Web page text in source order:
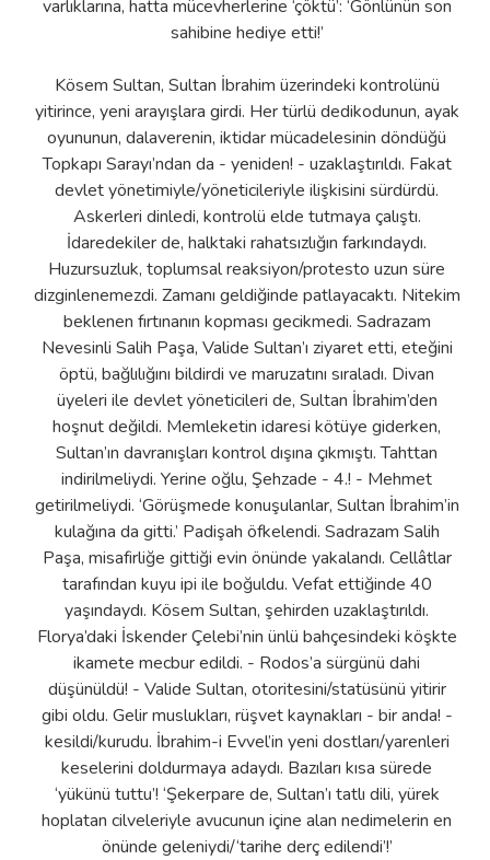
varlıklarına, hatta mücevherlerine ‘çöktü’: ‘Gönlünün son
sahibine hediye etti!’
Kösem Sultan, Sultan İbrahim üzerindeki kontrolünü
yitirince, yeni arayışlara girdi. Her türlü dedikodunun, ayak
oyununun, dalaverenin, iktidar mücadelesinin döndüğü
Topkapı Sarayı’ndan da - yeniden! - uzaklaştırıldı. Fakat
devlet yönetimiyle/yöneticileriyle ilişkisini sürdürdü.
Askerleri dinledi, kontrolü elde tutmaya çalıştı.
İdaredekiler de, halktaki rahatsızlığın farkındaydı.
Huzursuzluk, toplumsal reaksiyon/protesto uzun süre
dizginlenemezdi. Zamanı geldiğinde patlayacaktı. Nitekim
beklenen fırtınanın kopması gecikmedi. Sadrazam
Nevesinli Salih Paşa, Valide Sultan’ı ziyaret etti, eteğini
öptü, bağlılığını bildirdi ve maruzatını sıraladı. Divan
üyeleri ile devlet yöneticileri de, Sultan İbrahim’den
hoşnut değildi. Memleketin idaresi kötüye giderken,
Sultan’ın davranışları kontrol dışına çıkmıştı. Tahttan
indirilmeliydi. Yerine oğlu, Şehzade - 4.! - Mehmet
getirilmeliydi. ‘Görüşmede konuşulanlar, Sultan İbrahim’in
kulağına da gitti.’ Padişah öfkelendi. Sadrazam Salih
Paşa, misafirliğe gittiği evin önünde yakalandı. Cellâtlar
tarafından kuyu ipi ile boğuldu. Vefat ettiğinde 40
yaşındaydı. Kösem Sultan, şehirden uzaklaştırıldı.
Florya’daki İskender Çelebi’nin ünlü bahçesindeki köşkte
ikamete mecbur edildi. - Rodos’a sürgünü dahi
düşünüldü! - Valide Sultan, otoritesini/statüsünü yitirir
gibi oldu. Gelir muslukları, rüşvet kaynakları - bir anda! -
kesildi/kurudu. İbrahim-i Evvel’in yeni dostları/yarenleri
keselerini doldurmaya adaydı. Bazıları kısa sürede
‘yükünü tuttu’! ‘Şekerpare de, Sultan’ı tatlı dili, yürek
hoplatan cilveleriyle avucunun içine alan nedimelerin en
önünde geleniydi/‘tarihe derç edilendi’!’